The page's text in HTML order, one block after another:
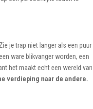
je trap niet langer als een puur
ware blikvanger worden, een
het maakt echt een wereld van
verdieping naar de andere.